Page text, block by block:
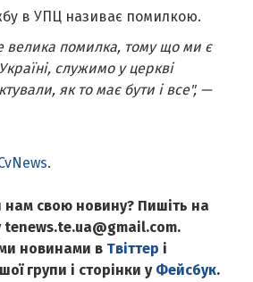
в УПЦ називає помилкою.
велика помилка, тому що ми є
служимо у церкві
як то має бути і все", —
.
нам свою новину? Пишіть на
tenews.te.ua@gmail.com.
новинами в Твіттер і
групи і сторінки у Фейсбук.